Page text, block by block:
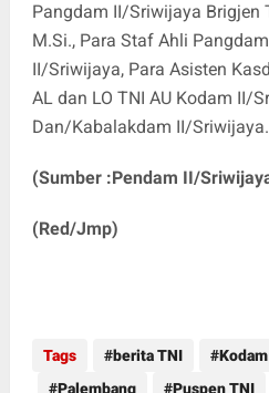
Pangdam II/Sriwijaya Brigjen
M.Si., Para Staf Ahli
II/Sriwijaya, Para Asisten
AL dan LO TNI AU Kodam II/
Dan/Kabalakdam II/Sriwijaya.
(Sumber :Pendam II/
(Red/Jmp)
Tags berita TNI
Palembang
Puspen TNI